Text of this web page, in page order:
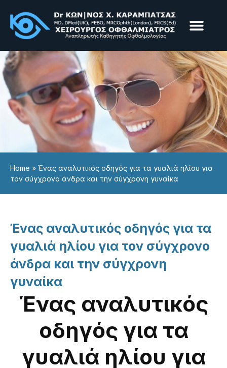
Home » Ένας αναλυτικός οδηγός για τα γυαλιά ηλίου για
τον σύγχρονο άνδρα και την σύγχρονη γυναίκα
Ένας αναλυτικός οδηγός για τα
γυαλιά ηλίου για τον σύγχρονο
άνδρα και την σύγχρονη
γυναίκα
Ένας αναλυτικός
οδηγός για τα
γυαλιά ηλίου για